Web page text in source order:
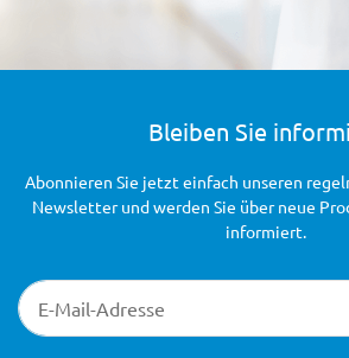
Bleiben Sie
Newsletter-Registrierung
Abonnieren Sie jetzt einfach unseren
Newsletter und werden Sie über neue
informiert.